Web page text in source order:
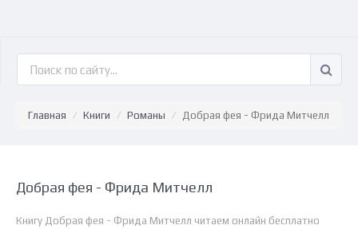
Главная Книги Романы Добрая фея - Фрида Митчелл
Добрая фея - Фрида Митчелл
Книгу Добрая фея - Фрида Митчелл читаем онлайн бесплатно